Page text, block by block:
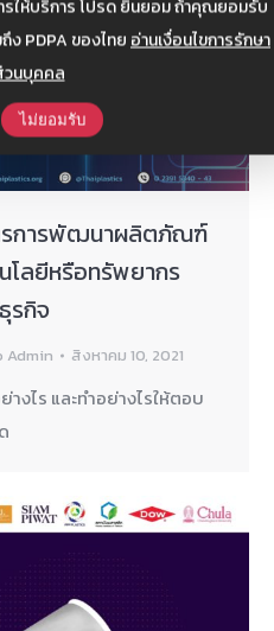
รให้บริการ โปรด ยินยอม ถ้าคุณยอมรับ
ง PDPA ของไทย อ่านเงื่อนไขการรักษา
นบุคคล
ไม่ยอมรับ
รการพัฒนาผลิตภัณฑ์
โลยีหรือทรัพยากร
รกิจ
Admin สิงหาคม 10, 2021
งไร และทำอย่างไรให้ตอบ